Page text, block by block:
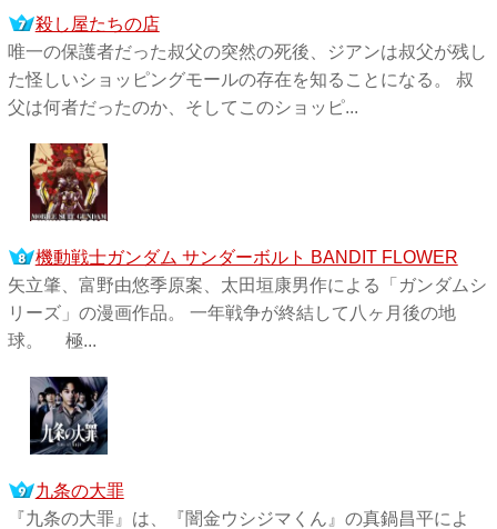
殺し屋たちの店
唯一の保護者だった叔父の突然の死後、ジアンは叔父が残し
た怪しいショッピングモールの存在を知ることになる。 叔
父は何者だったのか、そしてこのショッピ...
機動戦士ガンダム サンダーボルト BANDIT FLOWER
矢立肇、富野由悠季原案、太田垣康男作による「ガンダムシ
リーズ」の漫画作品。 一年戦争が終結して八ヶ月後の地
球。 極...
九条の大罪
『九条の大罪』は、『闇金ウシジマくん』の真鍋昌平によ